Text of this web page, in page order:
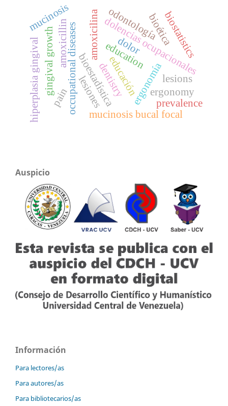
ergonomía
dolencias ocupacionales
dolor
odontología
ergonomy
occupational diseases
pain dentistry
bioestadísticaeducación
biostatistics
education
amoxicilina
amoxicillin
mucinosis
gingival growth
mucinosis bucal focal
hiperplasia gingival lesiones prevalence
lesions
bioética
Auspicio
Información
Para lectores/as
Para autores/as
Para bibliotecarios/as